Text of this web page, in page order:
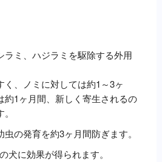
ラミ、ハジラミを駆除する外用
、ノミに対しては約1～3ヶ
約1ヶ月間、新しく寄生されるの
の発育を約3ヶ月間防ぎます。
犬に効果が得られます。